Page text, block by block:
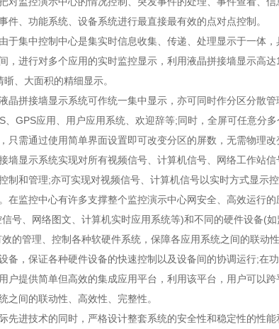
件、功能系统、设备系统进行最直接最有效的点对点控制。
于集中控制中心是集实时信息收集、传递、处理显示于一体
，进行对多个应用的实时监控显示，利用液晶拼接墙显示高
、大面积的精细显示。
晶拼接墙显示系统可作统一集中显示，亦可同时作分区分散
、GPS应用、用户应用系统、欢迎辞等;同时，全屏可任意分
只需通过使用简单界面设置即可改变分区的屏数，无需物理改
墙显示系统实现对所有视频信号、计算机信号、网络工作站
制和管理;亦可实现对视频信号、计算机信号以实时方式显示
在监控中心有许多支撑整个监控演示中心网安全、高效运行
号、网络图文、计算机实时应用系统等)和不同的硬件设备(
的管理、控制各种软硬件系统，保障各应用系统之间的联动
备，保证各种硬件设备的快速控制以及设备间的协调运行;在
户提供简单但高效的集成应用平台，利用该平台，用户可以
之间的联动性、高效性、完整性。
先进技术的同时，严格设计整套系统的安全性和稳定性的性